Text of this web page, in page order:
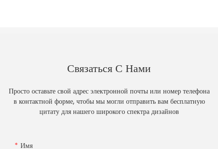
Связаться С Нами
Просто оставьте свой адрес электронной почты или номер телефона
в контактной форме, чтобы мы могли отправить вам бесплатную
цитату для нашего широкого спектра дизайнов
Имя